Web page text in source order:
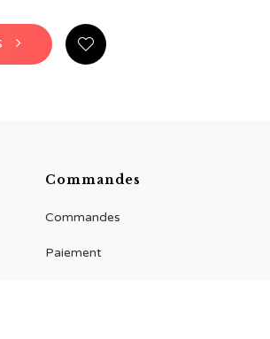
Ce
produit
la
du
Commandes
Commandes
Paiement